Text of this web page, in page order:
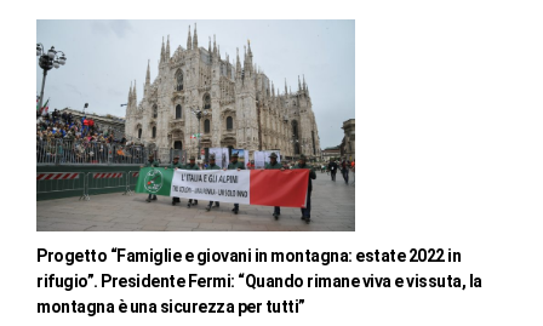
Progetto “Famiglie e giovani in montagna: estate 2022 in
rifugio”. Presidente Fermi: “Quando rimane viva e vissuta, la
montagna è una sicurezza per tutti”